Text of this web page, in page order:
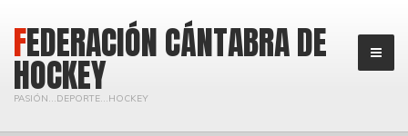
FEDERACIÓN CÁNTABRA DE
HOCKEY
PASIÓN...DEPORTE...HOCKEY